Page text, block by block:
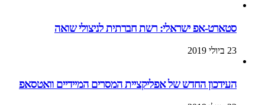
סטארט-אפ ישראלי: רשת חברתית לניצולי שואה
23 ביולי 2019
העידכון החדש של אפליקציית המסרים המיידיים וואטסאפ